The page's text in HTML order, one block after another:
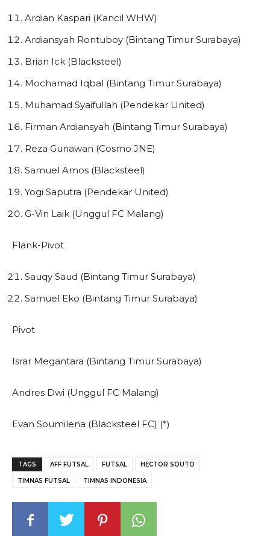
Ardian Kaspari (Kancil WHW)
Ardiansyah Rontuboy (Bintang Timur Surabaya)
Brian Ick (Blacksteel)
Mochamad Iqbal (Bintang Timur Surabaya)
Muhamad Syaifullah (Pendekar United)
Firman Ardiansyah (Bintang Timur Surabaya)
Reza Gunawan (Cosmo JNE)
Samuel Amos (Blacksteel)
Yogi Saputra (Pendekar United)
G-Vin Laik (Unggul FC Malang)
Flank-Pivot
Sauqy Saud (Bintang Timur Surabaya)
Samuel Eko (Bintang Timur Surabaya)
Pivot
Israr Megantara (Bintang Timur Surabaya)
Andres Dwi (Unggul FC Malang)
Evan Soumilena (Blacksteel FC) (*)
TAGS AFF FUTSAL FUTSAL HECTOR SOUTO
TIMNAS FUTSAL TIMNAS INDONESIA